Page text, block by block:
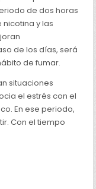
de dos horas
y las
de los días, será
de fumar.
situaciones
el estrés con el
En ese periodo,
Con el tiempo